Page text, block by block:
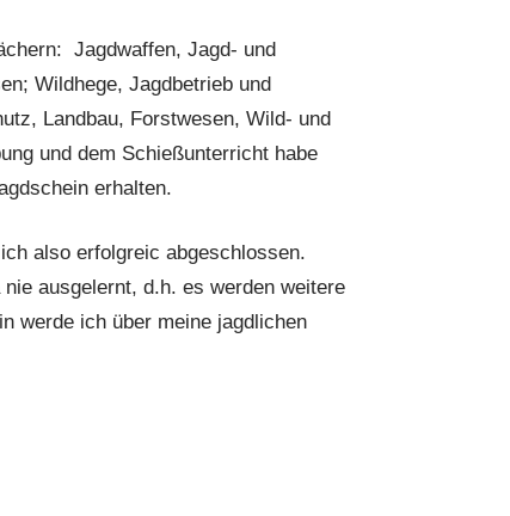
Jagdwaffen, Jagd- und
Wildhege, Jagdbetrieb und
Landbau, Forstwesen, Wild- und
und dem Schießunterricht habe
erhalten.
also erfolgreic abgeschlossen.
ausgelernt, d.h. es werden weitere
werde ich über meine jagdlichen